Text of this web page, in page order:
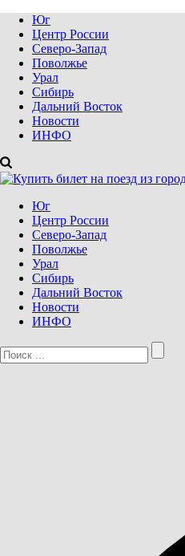
Юг
Центр России
Северо-Запад
Поволжье
Урал
Сибирь
Дальний Восток
Новости
ИНФО
Юг
Центр России
Северо-Запад
Поволжье
Урал
Сибирь
Дальний Восток
Новости
ИНФО